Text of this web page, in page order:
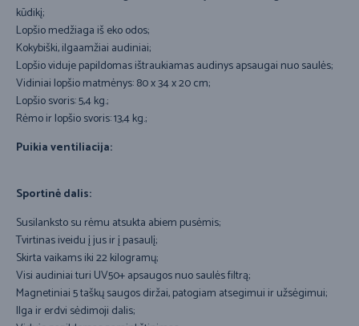
kūdikį;
Lopšio medžiaga iš eko odos;
Kokybiški, ilgaamžiai audiniai;
Lopšio viduje papildomas ištraukiamas audinys apsaugai nuo saulės;
Vidiniai lopšio matmėnys: 80 x 34 x 20 cm;
Lopšio svoris: 5,4 kg.;
Rėmo ir lopšio svoris: 13,4 kg.;
Puikia ventiliacija:
Sportinė dalis:
Susilanksto su rėmu atsukta abiem pusėmis;
Tvirtinas iveidu į jus ir į pasaulį;
Skirta vaikams iki 22 kilogramų;
Visi audiniai turi UV50+ apsaugos nuo saulės filtrą;
Magnetiniai 5 taškų saugos diržai, patogiam atsegimui ir užsėgimui;
Ilga ir erdvi sėdimoji dalis;